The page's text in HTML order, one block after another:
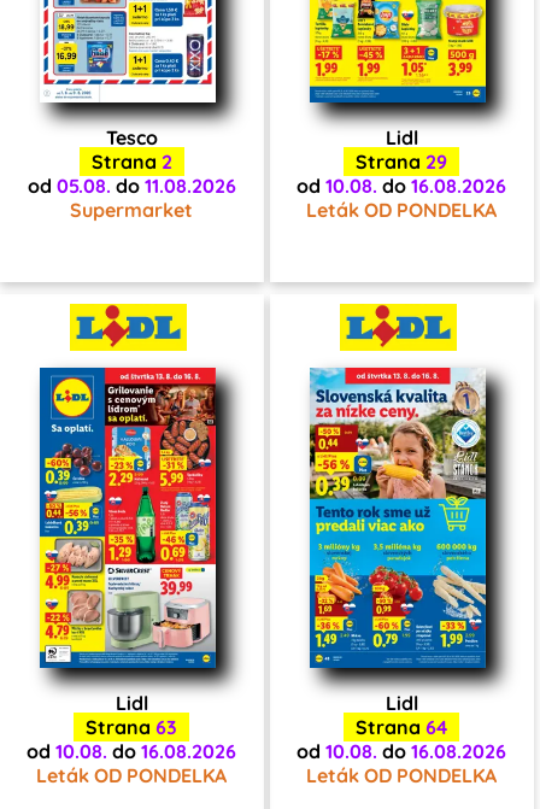
Tesco
Strana 2
od 05.08. do 11.08.2026
Supermarket
Lidl
Strana 29
od 10.08. do 16.08.2026
Leták OD PONDELKA
Lidl
Strana 63
od 10.08. do 16.08.2026
Leták OD PONDELKA
Lidl
Strana 64
od 10.08. do 16.08.2026
Leták OD PONDELKA